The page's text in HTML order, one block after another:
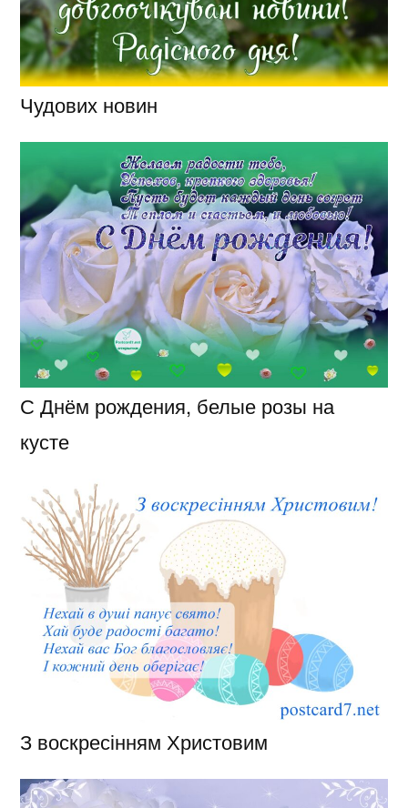
Чудових новин
С Днём рождения, белые розы на
кусте
З воскресінням Христовим